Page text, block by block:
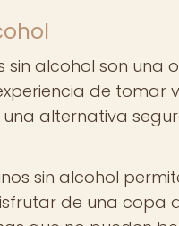
sin alcohol son
de tomar
una alternativa
sin alcohol
de una copa